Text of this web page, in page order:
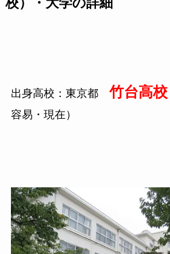
出身高校：東京都 竹台高校
容易・現在）